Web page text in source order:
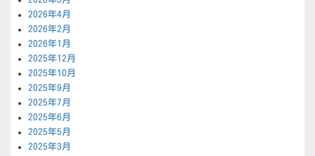
2026年4月
2026年2月
2026年1月
2025年12月
2025年10月
2025年9月
2025年7月
2025年6月
2025年5月
2025年3月